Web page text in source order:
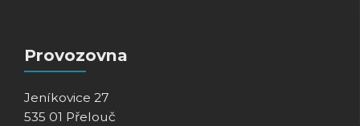
Provozovna
Jeníkovice 27
535 01 Přelouč